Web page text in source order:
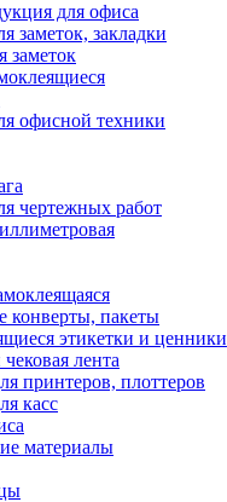
для офиса
заметок, закладки
заметок
офисной техники
чертежных работ
конверты, пакеты
этикетки и ценники
лента
принтеров, плоттеров
касс
материалы